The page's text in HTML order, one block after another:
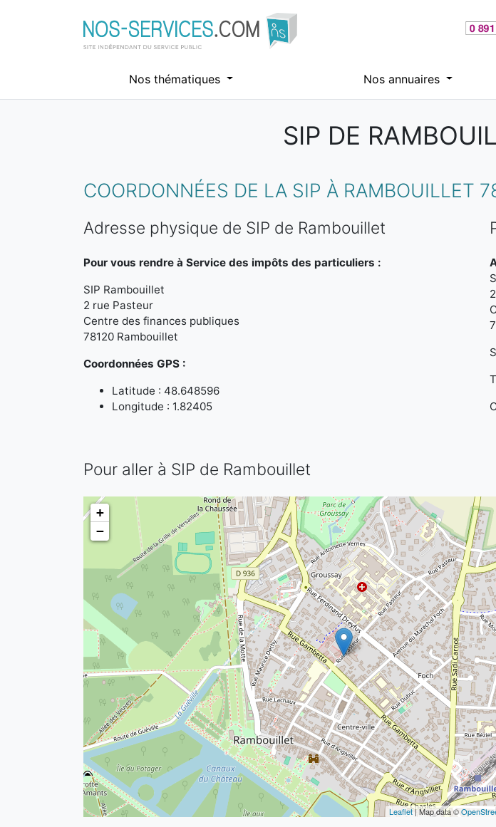
Nos thématiques Nos annuaires
SIP DE
COORDONNÉES DE LA SIP À RAMBOUILLET
Adresse physique de SIP de Rambouillet
Pour vous rendre à Service des impôts des particuliers :
SIP Rambouillet
2 rue Pasteur
Centre des finances publiques
78120 Rambouillet
Coordonnées GPS :
Latitude : 48.648596
Longitude : 1.82405
Pour aller à SIP de Rambouillet
+
−
Leaflet| Map data ©